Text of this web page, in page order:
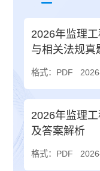
2026年监理
与相关法规真
格式：PDF
2026年监理
及答案解析
格式：PDF